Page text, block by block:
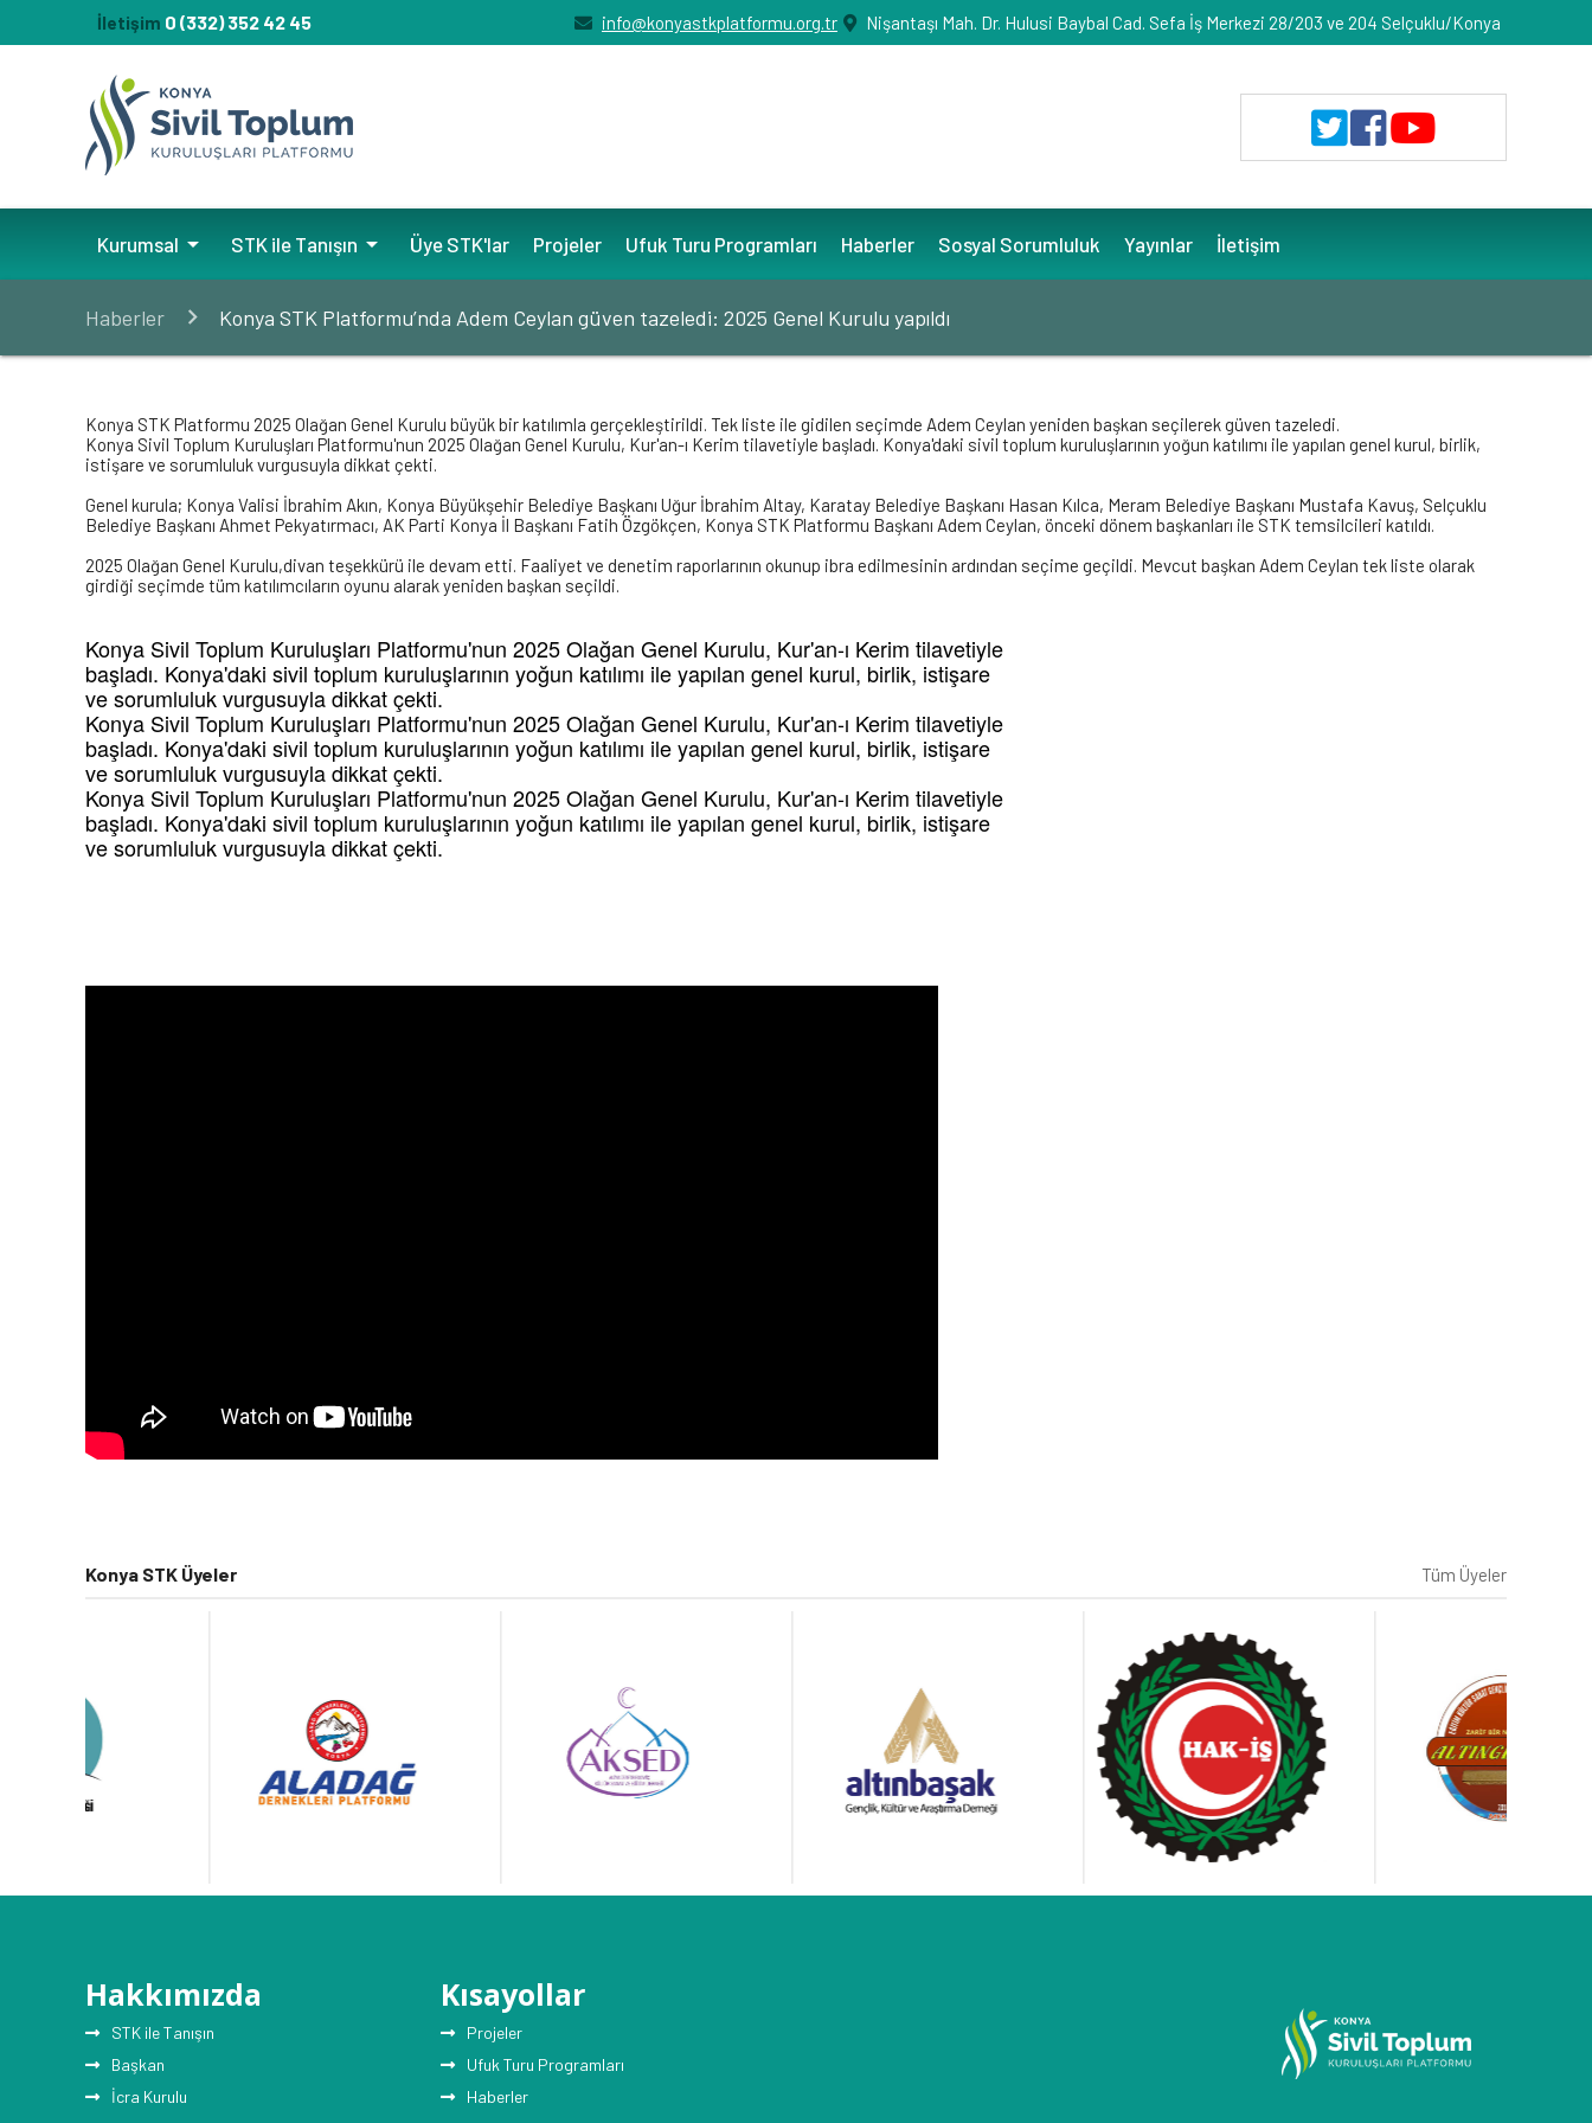
İletişim 0 (332) 352 42 45 info@konyastkplatformu.org.tr Nişantaşı Mah. Dr. Hulusi Baybal Cad. Sefa İş Merkezi 28/203 ve 204 Selçuklu/Konya
Kurumsal arrow_drop_down STK ile Tanışın arrow_drop_down Üye STK'lar Projeler Ufuk Turu Programları Haberler Sosyal Sorumluluk Yayınlar İletişim
Haberler Konya STK Platformu’nda Adem Ceylan güven tazeledi: 2025 Genel Kurulu yapıldı
Konya STK Platformu 2025 Olağan Genel Kurulu büyük bir katılımla gerçekleştirildi. Tek liste ile gidilen seçimde Adem Ceylan yeniden başkan seçilerek güven tazeledi.
Konya Sivil Toplum Kuruluşları Platformu'nun 2025 Olağan Genel Kurulu, Kur'an-ı Kerim tilavetiyle başladı. Konya'daki sivil toplum kuruluşlarının yoğun katılımı ile yapılan genel kurul, birlik,
istişare ve sorumluluk vurgusuyla dikkat çekti.
Genel kurula; Konya Valisi İbrahim Akın, Konya Büyükşehir Belediye Başkanı Uğur İbrahim Altay, Karatay Belediye Başkanı Hasan Kılca, Meram Belediye Başkanı Mustafa Kavuş, Selçuklu
Belediye Başkanı Ahmet Pekyatırmacı, AK Parti Konya İl Başkanı Fatih Özgökçen, Konya STK Platformu Başkanı Adem Ceylan, önceki dönem başkanları ile STK temsilcileri katıldı.
2025 Olağan Genel Kurulu,divan teşekkürü ile devam etti. Faaliyet ve denetim raporlarının okunup ibra edilmesinin ardından seçime geçildi. Mevcut başkan Adem Ceylan tek liste olarak
girdiği seçimde tüm katılımcıların oyunu alarak yeniden başkan seçildi.
Konya Sivil Toplum Kuruluşları Platformu'nun 2025 Olağan Genel Kurulu, Kur'an-ı Kerim tilavetiyle
başladı. Konya'daki sivil toplum kuruluşlarının yoğun katılımı ile yapılan genel kurul, birlik, istişare
ve sorumluluk vurgusuyla dikkatçekti.
Konya Sivil Toplum Kuruluşları Platformu'nun 2025 Olağan Genel Kurulu, Kur'an-ı Kerim tilavetiyle
başladı. Konya'daki sivil toplum kuruluşlarının yoğun katılımı ile yapılan genel kurul, birlik, istişare
ve sorumluluk vurgusuyla dikkatçekti.
Konya Sivil Toplum Kuruluşları Platformu'nun 2025 Olağan Genel Kurulu, Kur'an-ı Kerim tilavetiyle
başladı. Konya'daki sivil toplum kuruluşlarının yoğun katılımı ile yapılan genel kurul, birlik, istişare
ve sorumluluk vurgusuyla dikkatçekti.
Konya STK Üyeler Tüm Üyeler
Hakkımızda
STK ile Tanışın
Başkan
İcra Kurulu
Kısayollar
Projeler
Ufuk Turu Programları
Haberler